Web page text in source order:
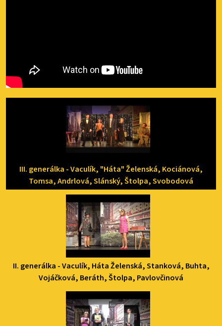
III. generálka - Vaculík, "Háta" Želenská, Kociánová,
Tomsa, Andrlová, Slánský, Štolpa, Svobodová
II. generálka - Vaculík, Háta Želenská, Stanková, Buhta,
Vojáčková, Beráth, Štolpa, Pavlovčinová